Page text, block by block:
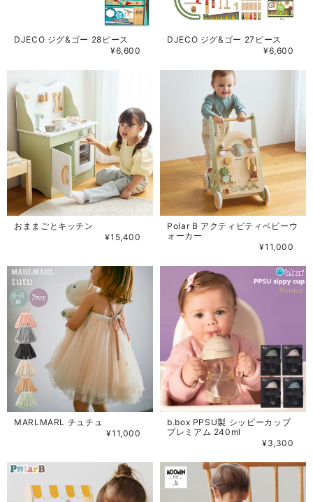
DJECO ジグ&ゴー 28ピース
¥6,600
DJECO ジグ&ゴー 27ピース
¥6,600
おままごとキッチン
¥15,400
Polar B アクティビティベビーウ
ォーカー
¥11,000
MARLMARL チュチュ
¥11,000
b.box PPSU製 シッピーカップ
プレミアム 240ml
¥3,300